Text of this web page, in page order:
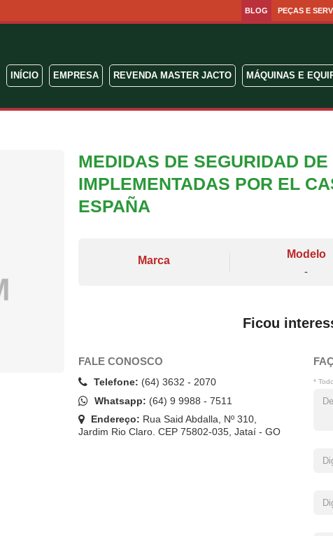
BLOG PEÇAS E
INÍCIO EMPRESA REVENDA MASTER JACTO MÁQUINAS E
MEDIDAS DE SEGURIDAD
IMPLEMENTADAS POR EL
ESPAÑA
Marca
Modelo
-
Ficou
FALE CONOSCO
Telefone: (64) 3632 - 2070
Whatsapp: (64) 9 9988 - 7511
Endereço: Rua Said Abdalla, Nº 310,
Jardim Rio Claro. CEP 75802-035, Jataí - GO
*